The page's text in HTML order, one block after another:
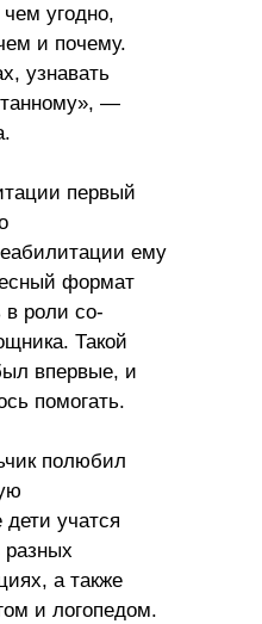
угодно,
и почему.
узнавать
—
первый
ему
формат
в роли со-
Такой
впервые, и
помогать.
полюбил
учатся
разных
а также
и логопедом.